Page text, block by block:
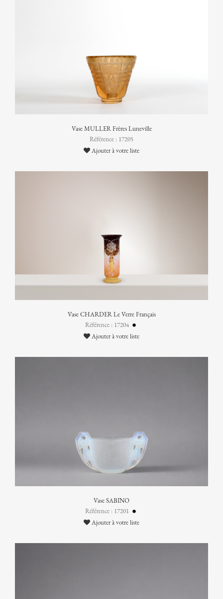
Vase MULLER Frères Luneville
Référence : 17205
Ajouter à votre liste
Vase CHARDER Le Verre Français
Référence : 17204
Ajouter à votre liste
Vase SABINO
Référence : 17201
Ajouter à votre liste